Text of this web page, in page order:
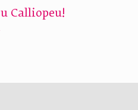
Calliopeu!